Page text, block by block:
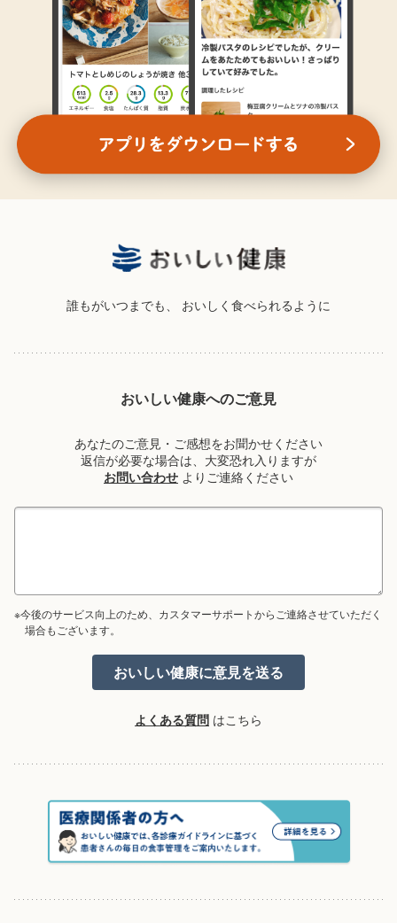
誰もがいつまでも、 おいしく食べられるように
おいしい健康へのご意見
あなたのご意見・ご感想をお聞かせください
返信が必要な場合は、大変恐れ入りますが
お問い合わせ よりご連絡ください
※今後のサービス向上のため、カスタマーサポートからご連絡させていただく
場合もございます。
よくある質問 はこちら